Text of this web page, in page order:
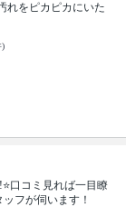
れをピカピカにいた
)
口コミ見れば一目瞭
フが伺います！